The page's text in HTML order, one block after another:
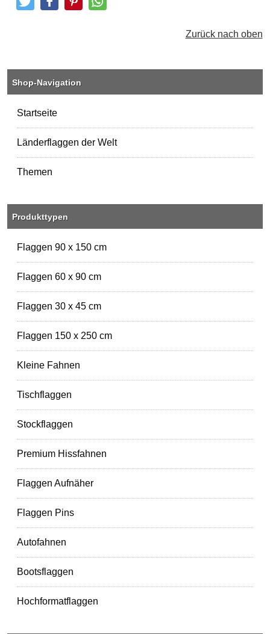
TweetenPostenPinterestTeilen
Zurück nach oben
Shop-Navigation
Startseite
Länderflaggen der Welt
Themen
Produkttypen
Flaggen 90 x 150 cm
Flaggen 60 x 90 cm
Flaggen 30 x 45 cm
Flaggen 150 x 250 cm
Kleine Fahnen
Tischflaggen
Stockflaggen
Premium Hissfahnen
Flaggen Aufnäher
Flaggen Pins
Autofahnen
Bootsflaggen
Hochformatflaggen